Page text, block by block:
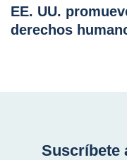
EE. UU.
derechos
Suscríbete